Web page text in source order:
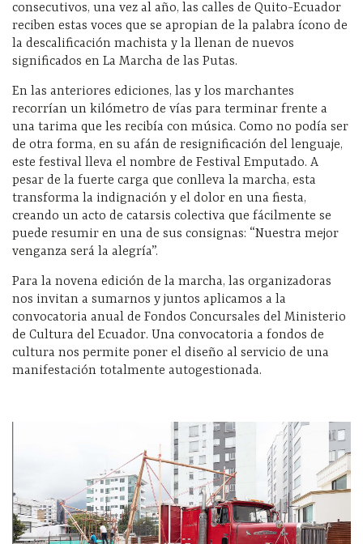
consecutivos, una vez al año, las calles de Quito-Ecuador
reciben estas voces que se apropian de la palabra ícono de
la descalificación machista y la llenan de nuevos
significados en La Marcha de las Putas.
En las anteriores ediciones, las y los marchantes
recorrían un kilómetro de vías para terminar frente a
una tarima que les recibía con música. Como no podía ser
de otra forma, en su afán de resignificación del lenguaje,
este festival lleva el nombre de Festival Emputado. A
pesar de la fuerte carga que conlleva la marcha, esta
transforma la indignación y el dolor en una fiesta,
creando un acto de catarsis colectiva que fácilmente se
puede resumir en una de sus consignas: “Nuestra mejor
venganza será la alegría”.
Para la novena edición de la marcha, las organizadoras
nos invitan a sumarnos y juntos aplicamos a la
convocatoria anual de Fondos Concursales del Ministerio
de Cultura del Ecuador. Una convocatoria a fondos de
cultura nos permite poner el diseño al servicio de una
manifestación totalmente autogestionada.